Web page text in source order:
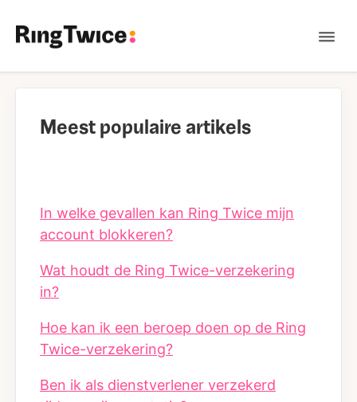
Meest populaire artikels
In welke gevallen kan Ring Twice mijn
account blokkeren?
Wat houdt de Ring Twice-verzekering
in?
Hoe kan ik een beroep doen op de Ring
Twice-verzekering?
Ben ik als dienstverlener verzekerd